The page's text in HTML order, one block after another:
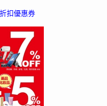
扣優惠券